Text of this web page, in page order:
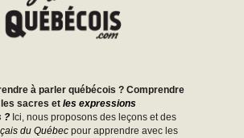
à parler québécois ? Comprendre
sacres et les expressions
? Ici, nous proposons des leçons et des
du Québec pour apprendre avec les